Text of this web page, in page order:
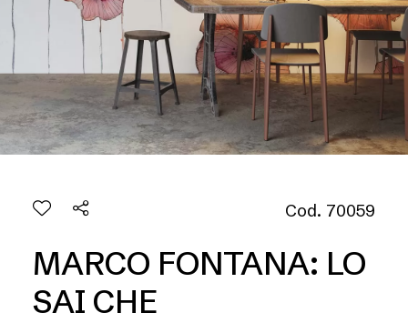
Cod. 70059
MARCO FONTANA: LO
SAI CHE